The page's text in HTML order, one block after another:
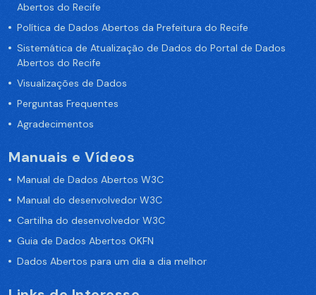
Abertos do Recife
Política de Dados Abertos da Prefeitura do Recife
Sistemática de Atualização de Dados do Portal de Dados
Abertos do Recife
Visualizações de Dados
Perguntas Frequentes
Agradecimentos
Manuais e Vídeos
Manual de Dados Abertos W3C
Manual do desenvolvedor W3C
Cartilha do desenvolvedor W3C
Guia de Dados Abertos OKFN
Dados Abertos para um dia a dia melhor